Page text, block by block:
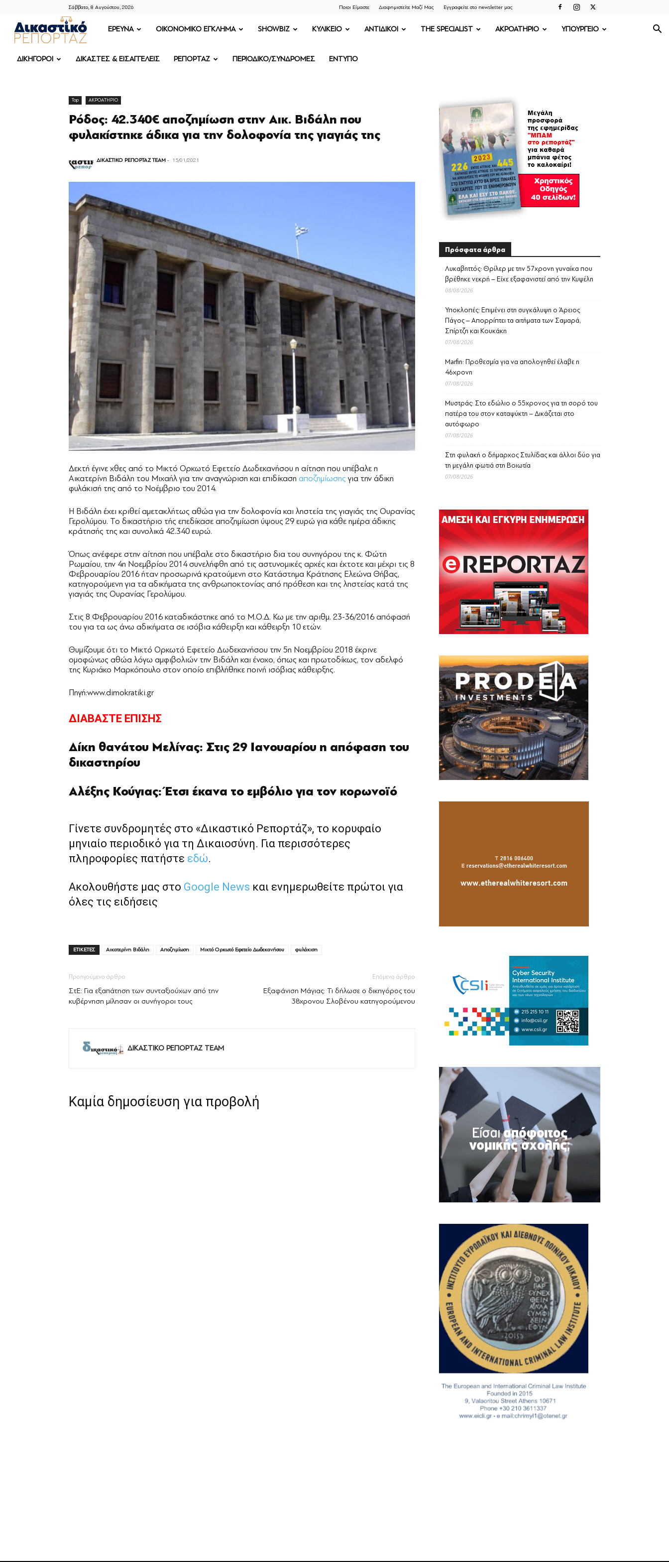
Σάββατο, 8 Αυγούστου, 2026 Ποιοι Είμαστε Διαφημιστείτε Μαζί Μας Εγγραφείτε στο newsletter μας
ΔΙΚΑΣΤΙΚΟ
ΡΕΠΟΡΤΑΖ
ΕΡΕΥΝΑ OIKONOMIKO ΕΓΚΛΗΜΑ SHOWBIZ ΚΥΛΙΚΕΙΟ ΑΝΤΙΔΙΚΟΙ THE SPECIALIST ΑΚΡΟΑΤΗΡΙΟ ΥΠΟΥΡΓΕΙΟ
ΔΙΚΗΓΟΡΟΙ ΔΙΚΑΣΤΕΣ & ΕΙΣΑΓΓΕΛΕΙΣ ΡΕΠΟΡΤΑΖ ΠΕΡΙΟΔΙΚΟ/ΣΥΝΔΡΟΜΕΣ ΕΝΤΥΠΟ
Top ΑΚΡΟΑΤΗΡΙΟ
Ρόδος: 42.340€ αποζημίωση στην Αικ. Βιδάλη που
φυλακίστηκε άδικα για την δολοφονία της γιαγιάς της
ΔΙΚΑΣΤΙΚΟ ΡΕΠΟΡΤΑΖ TEAM - 15/01/2021
Δεκτή έγινε χθες από το Μικτό Ορκωτό Εφετείο Δωδεκανήσου η αίτηση που υπέβαλε η
Αικατερίνη Βιδάλη του Μιχαήλ για την αναγνώριση και επιδίκαση αποζημίωσης για την άδικη
φυλάκισή της από το Νοέμβριο του 2014.
Η Βιδάλη έχει κριθεί αμετακλήτως αθώα για την δολοφονία και ληστεία της γιαγιάς της Ουρανίας
Γερολύμου. Το δικαστήριο τής επεδίκασε αποζημίωση ύψους 29 ευρώ για κάθε ημέρα άδικης
κράτησής της και συνολικά 42.340 ευρώ.
Όπως ανέφερε στην αίτηση που υπέβαλε στο δικαστήριο δια του συνηγόρου της κ. Φώτη
Ρωμαίου, την 4η Νοεμβρίου 2014 συνελήφθη από τις αστυνομικές αρχές και έκτοτε και μέχρι τις 8
Φεβρουαρίου 2016 ήταν προσωρινά κρατούμενη στο Κατάστημα Κράτησης Ελεώνα Θήβας,
κατηγορούμενη για τα αδικήματα της ανθρωποκτονίας από πρόθεση και της ληστείας κατά της
γιαγιάς της Ουρανίας Γερολύμου.
Στις 8 Φεβρουαρίου 2016 καταδικάστηκε από το Μ.Ο.Δ. Κω με την αριθμ. 23-36/2016 απόφασή
του για τα ως άνω αδικήματα σε ισόβια κάθειρξη και κάθειρξη 10 ετών.
Θυμίζουμε ότι το Μικτό Ορκωτό Εφετείο Δωδεκανήσου την 5η Νοεμβρίου 2018 έκρινε
ομοφώνως αθώα λόγω αμφιβολιών την Βιδάλη και ένοχο, όπως και πρωτοδίκως, τον αδελφό
της Κυριάκο Μαρκόπουλο στον οποίο επιβλήθηκε ποινή ισόβιας κάθειρξης.
Πηγή:www.dimokratiki.gr
ΔΙΑΒΑΣΤΕ ΕΠΙΣΗΣ
Δίκη θανάτου Μελίνας: Στις 29 Ιανουαρίου η απόφαση του
δικαστηρίου
Αλέξης Κούγιας: Έτσι έκανα το εμβόλιο για τον κορωνοϊό
Γίνετε συνδρομητές στο «Δικαστικό Ρεπορτάζ», το κορυφαίο
μηνιαίο περιοδικό για τη Δικαιοσύνη. Για περισσότερες
πληροφορίες πατήστε εδώ.
Ακολουθήστε μας στο Google News και ενημερωθείτε πρώτοι για
όλες τις ειδήσεις
ΕΤΙΚΕΤΕΣ Αικατερίνη Βιδάλη Αποζημίωση Μικτό Ορκωτό Εφετείο Δωδεκανήσου φυλάκιση
Προηγούμενο άρθρο
ΣτΕ: Για εξαπάτηση των συνταξιούχων από την
κυβέρνηση μίλησαν οι συνήγοροι τους
Επόμενο άρθρο
Εξαφάνιση Μάγιας: Τι δήλωσε ο δικηγόρος του
38χρονου Σλοβένου κατηγορούμενου
ΔΙΚΑΣΤΙΚΟ ΡΕΠΟΡΤΑΖ TEAM
Καμία δημοσίευση για προβολή
Πρόσφατα άρθρα
Λυκαβηττός: Θρίλερ με την 57χρονη γυναίκα που
βρέθηκε νεκρή – Είχε εξαφανιστεί από την Κυψέλη
08/08/2026
Υποκλοπές: Επιμένει στη συγκάλυψη ο Άρειος
Πάγος – Απορρίπτει τα αιτήματα των Σαμαρά,
Σπίρτζη και Κουκάκη
07/08/2026
Marfin: Προθεσμία για να απολογηθεί έλαβε η
46χρονη
07/08/2026
Μυστράς: Στο εδώλιο ο 55χρονος για τη σορό του
πατέρα του στον καταψύκτη – Δικάζεται στο
αυτόφωρο
07/08/2026
Στη φυλακή ο δήμαρχος Στυλίδας και άλλοι δύο για
τη μεγάλη φωτιά στη Βοιωτία
07/08/2026